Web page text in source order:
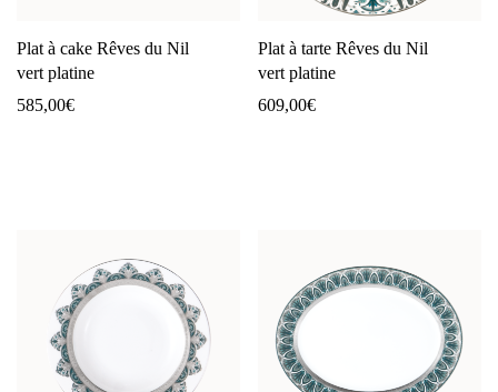
Plat à cake Rêves du Nil
vert platine
585,00€
Plat à tarte Rêves du Nil
vert platine
609,00€